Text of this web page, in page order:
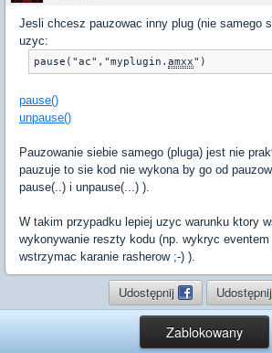
Jesli chcesz pauzowac inny plug (nie samego
uzyc:
pause("ac","myplugin. amxx")
pause()
unpause()
Pauzowanie siebie samego (pluga) jest nie
pauzuje to sie kod nie wykona by go od
pause(..) i unpause(...) ).
W takim przypadku lepiej uzyc warunku ktory
wykonywanie reszty kodu (np. wykryc
wstrzymac karanie rasherow ;-) ).
Udostępnij Udostępnij
Zablokowany